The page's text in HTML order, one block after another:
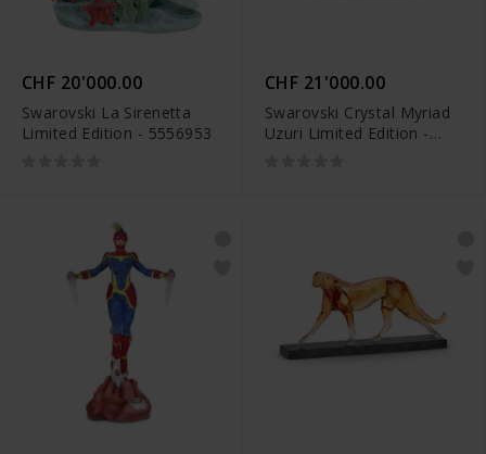
CHF 20'000.00
Swarovski La Sirenetta
Limited Edition - 5556953
CHF 21'000.00
Swarovski Crystal Myriad
Uzuri Limited Edition -